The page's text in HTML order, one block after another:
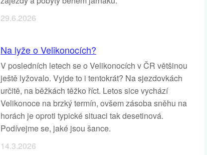
29.6.2026
Na lyže o Velikonocích?
V posledních letech se o Velikonocích v ČR většinou
ještě lyžovalo. Vyjde to i tentokrát? Na sjezdovkách
určitě, na běžkách těžko říct. Letos sice vychází
Velikonoce na brzký termín, ovšem zásoba sněhu na
horách je oproti typické situaci tak desetinová.
Podívejme se, jaké jsou šance.
14.3.2026